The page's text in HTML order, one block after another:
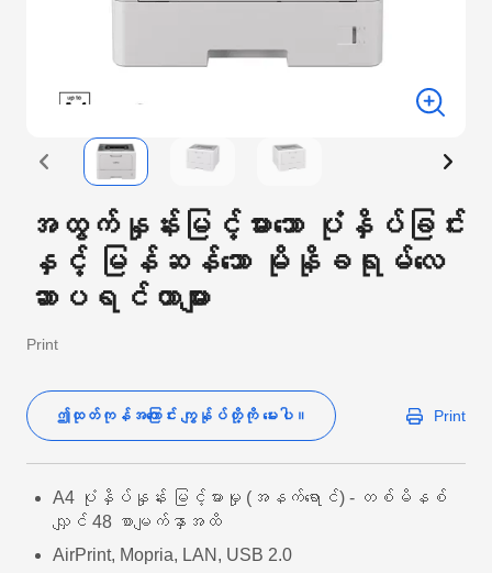
အထွက်နှုန်းမြင့်မားသော ပုံနှိပ်ခြင်း
နှင့် မြန်ဆန်သော မိုနိုခရုမ်လေ
ဆာပရင်တာများ
Print
ဤထုတ်ကုန်အကြောင်း ကျွန်ုပ်တို့ကို မေးပါ။ Print
A4 ပုံနှိပ်နှုန်း မြင့်မားမှု (အနက်ရောင်) - တစ်မိနစ်
လျှင် 48 စာမျက်နှာအထိ
AirPrint, Mopria, LAN, USB 2.0